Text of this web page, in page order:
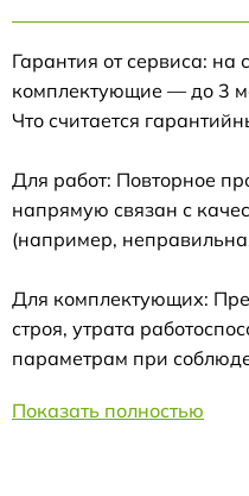
Гарантия от сервиса: на
комплектующие — до 3
Что считается
Для работ: Повторное
напрямую связан с
(например,
Для комплектующих:
строя, утрата
параметрам при
Показать полностью